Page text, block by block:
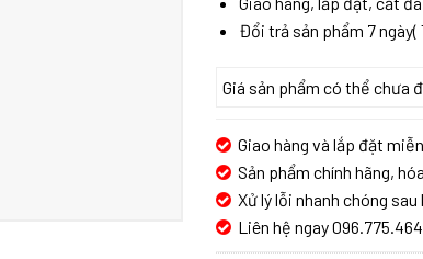
Đổi trả sản phẩm 7 ngày(
Giá sản phẩm có thể chưa
Giao hàng và lắp đặt
Sản phẩm chính hãng,
Xử lý lỗi nhanh chóng
Liên hệ ngay